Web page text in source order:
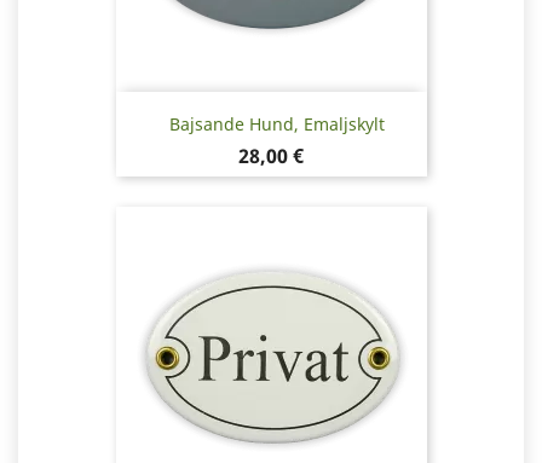
Bajsande Hund, Emaljskylt
Pris
28,00 €